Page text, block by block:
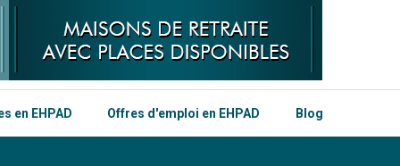
en EHPAD Offres d'emploi en EHPAD Blog